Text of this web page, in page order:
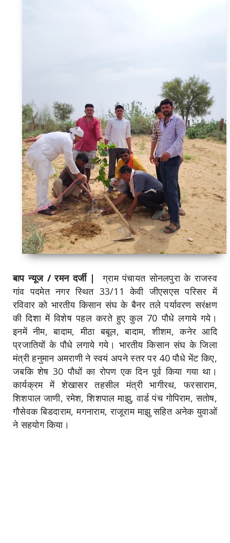
बाप न्यूज / रमन दर्जी|ग्राम पंचायत सोनलपुरा के राजस्व
गांव पदमेत नगर स्थित 33/11 केवी जीएसएस परिसर में
रविवार को भारतीय किसान संघ के बैनर तले पर्यावरण सरंक्षण
की दिशा में विशेष पहल करते हुए कुल 70 पौधे लगाये गये।
इनमें नीम, बादाम, मीठा बबूल, बादाम, शीशम, कनेर आदि
प्रजातियों के पौधे लगाये गये। भारतीय किसान संघ के जिला
मंत्री हनुमान अमराणी ने स्वयं अपने स्तर पर 40 पौधे भेंट किए,
जबकि शेष 30 पौधों का रोपण एक दिन पूर्व किया गया था।
कार्यक्रम में शेखासर तहसील मंत्री भागीरथ, फरसाराम,
शिशपाल जाणी, रमेश, शिशपाल माझु, वार्ड पंच गोपिराम, सतोष,
गौसेवक बिडदाराम, मगनाराम, राजूराम माझु सहित अनेक युवाओं
ने सहयोग किया।